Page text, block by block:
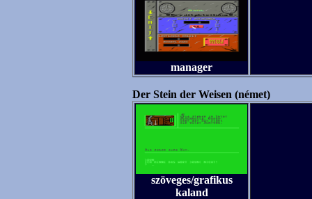
manager
Der Stein der Weisen (német)
szöveges/grafikus
kaland